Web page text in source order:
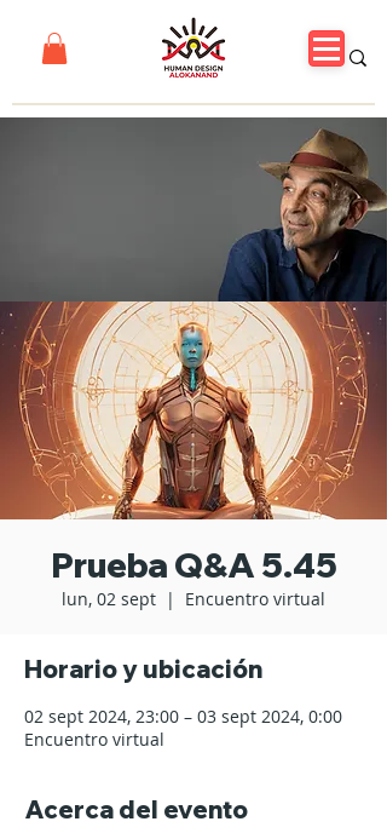
Prueba Q&A 5.45
lun, 02 sept
  |
Encuentro virtual
Horario y ubicación
02 sept 2024, 23:00 – 03 sept 2024, 0:00
Encuentro virtual
Acerca del evento